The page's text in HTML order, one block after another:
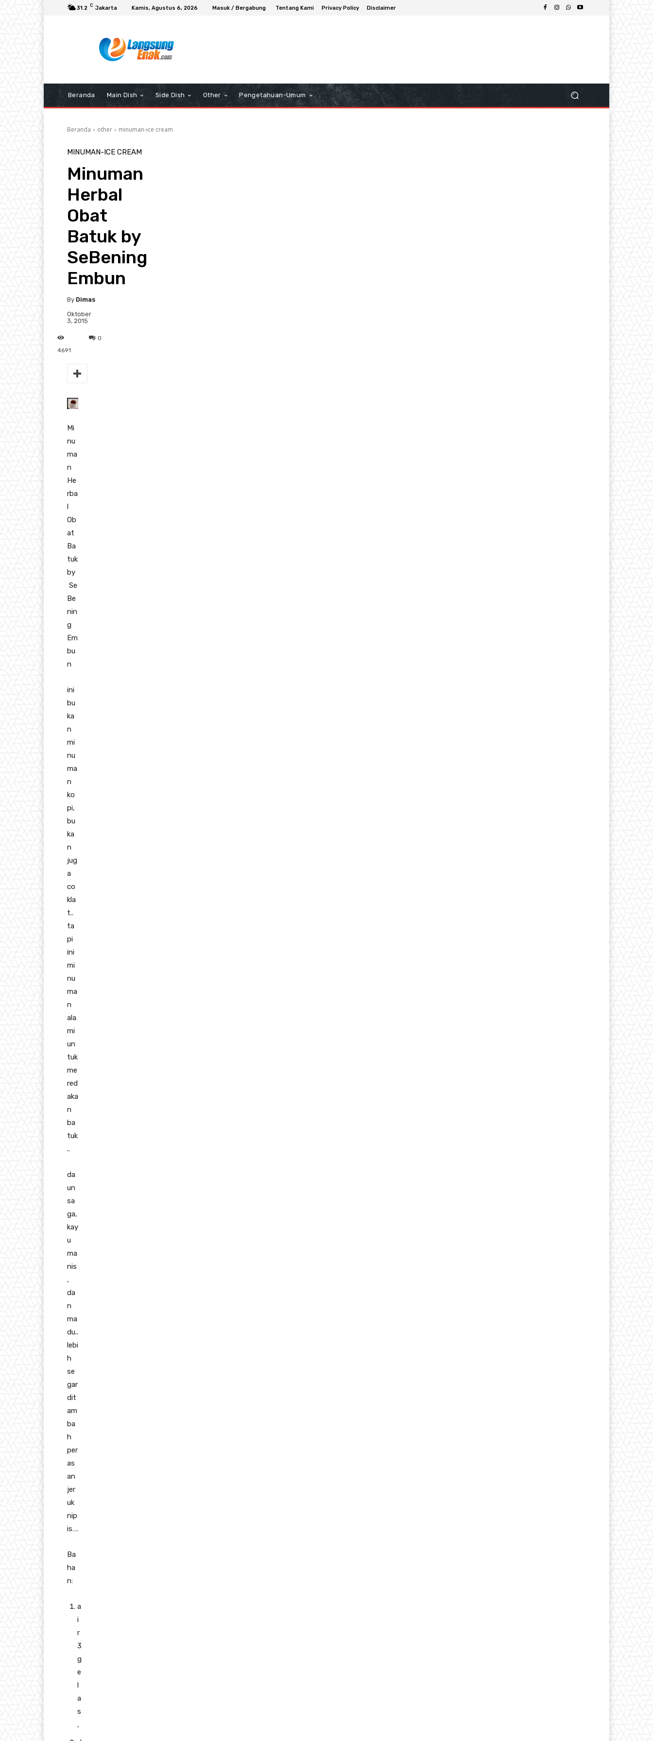
31.2 C Jakarta Kamis, Agustus 6, 2026 Masuk / Bergabung Tentang Kami Privacy Policy Disclaimer
Beranda Main Dish Side Dish Other Pengetahuan-Umum
Beranda other minuman-ice cream
MINUMAN-ICE CREAM
Minuman
Herbal
Obat
Batuk by
SeBening
Embun
By Dimas
Oktober
3, 2015
0
4691
Mi
nu
ma
n
He
rba
Ob
at
Ba
tuk
by
Se
Be
nin
g
Em
bu
n
ini
bu
ka
n
mi
nu
ma
n
ko
pi,
bu
ka
n
jug
a
co
kla
t..
ta
pi
ini
mi
nu
ma
n
ala
mi
un
tuk
me
red
aka
n
ba
tuk
..
da
un
sa
ga,
kay
u
ma
nis
,
da
n
ma
du..
lebi
h
se
gar
dit
am
ba
h
per
as
an
jer
uk
nip
is….
Ba
ha
n:
a
i
r
3
g
e
a
s
,